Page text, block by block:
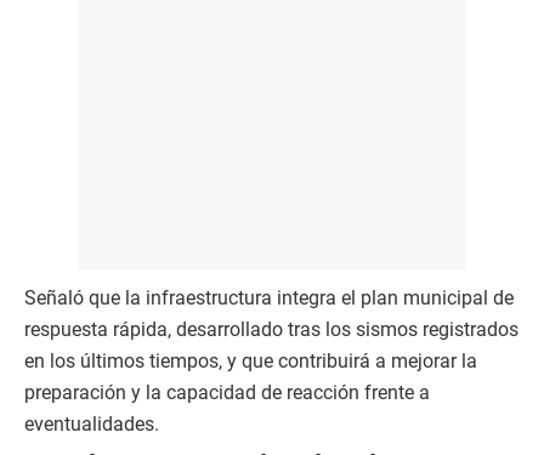
Señaló que la infraestructura integra el plan municipal de
respuesta rápida, desarrollado tras los sismos registrados
en los últimos tiempos, y que contribuirá a mejorar la
preparación y la capacidad de reacción frente a
eventualidades.